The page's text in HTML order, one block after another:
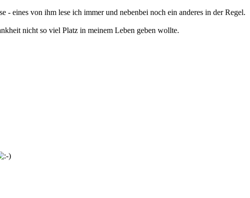
eines von ihm lese ich immer und nebenbei noch ein anderes in der Regel.
nicht so viel Platz in meinem Leben geben wollte.